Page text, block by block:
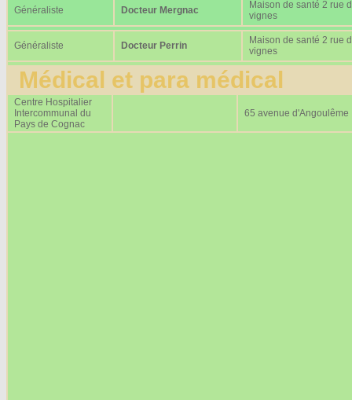
Généraliste Docteur Mergnac
Maison de santé 2 rue
vignes
Généraliste Docteur Perrin
Maison de santé 2 rue
vignes
Médical et para médical
Centre Hospitalier
Intercommunal du
Pays de Cognac
65 avenue d'Angoulême